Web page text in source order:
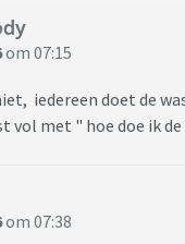
om 07:15
iedereen doet de
vol met " hoe doe ik
om 07:38